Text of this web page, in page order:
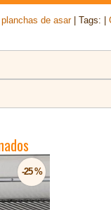
de asar Tags:
-25 %